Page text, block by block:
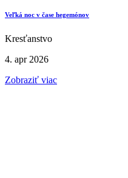
Veľká noc v čase hegemónov
Kresťanstvo
4. apr 2026
Zobraziť viac